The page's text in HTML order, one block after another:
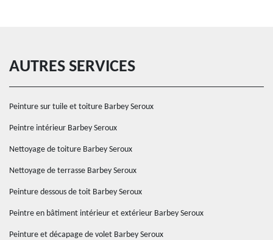
AUTRES SERVICES
Peinture sur tuile et toiture Barbey Seroux
Peintre intérieur Barbey Seroux
Nettoyage de toiture Barbey Seroux
Nettoyage de terrasse Barbey Seroux
Peinture dessous de toit Barbey Seroux
Peintre en bâtiment intérieur et extérieur Barbey Seroux
Peinture et décapage de volet Barbey Seroux